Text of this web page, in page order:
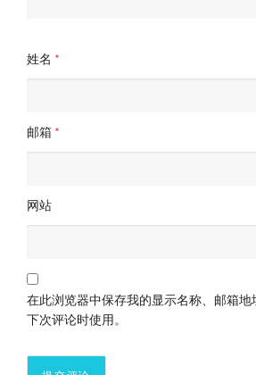
姓名 *
邮箱 *
网站
在此浏览器中保存我的显示名称、邮箱
下次评论时使用。